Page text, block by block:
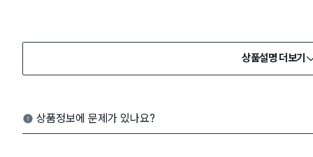
상품설명 더보기
상품정보에 문제가 있나요?